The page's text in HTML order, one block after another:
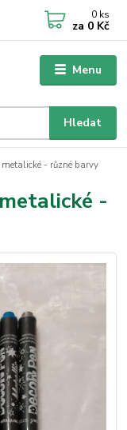
Menu
Hledat
0 ks
za 0 Kč
metalické - různé barvy
-